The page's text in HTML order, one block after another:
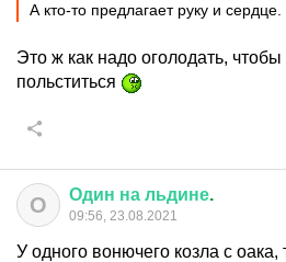
А кто-то предлагает руку и сердце.
Это ж как надо оголодать,
польститься
О Один на льдине.
09:56, 23.08.2021
У одного вонючего козла с